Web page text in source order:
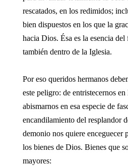
rescatados, en los redimidos;
bien dispuestos en los que la
hacia Dios. Ésa es la esencia
también dentro de la Iglesia.
Por eso queridos hermanos
este peligro: de entristecernos
abismarnos en esa especie de
encandilamiento del resplandor
demonio nos quiere enceguecer
los bienes de Dios. Bienes que
mayores: